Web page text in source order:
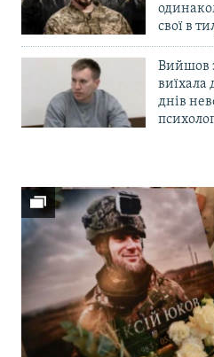
свої в
Вийшов
виїхала
днів